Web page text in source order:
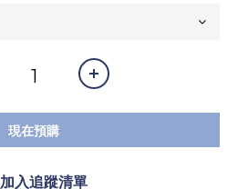
現在預購
加入追蹤清單